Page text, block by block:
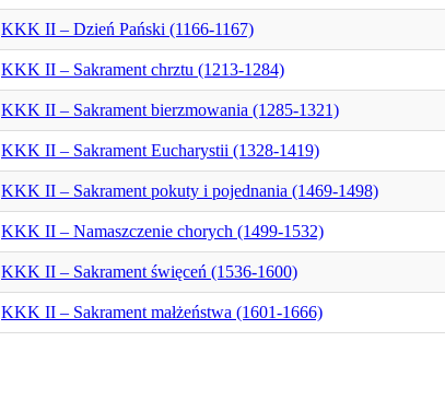
KKK II – Dzień Pański (1166-1167)
KKK II – Sakrament chrztu (1213-1284)
KKK II – Sakrament bierzmowania (1285-1321)
KKK II – Sakrament Eucharystii (1328-1419)
KKK II – Sakrament pokuty i pojednania (1469-1498)
KKK II – Namaszczenie chorych (1499-1532)
KKK II – Sakrament święceń (1536-1600)
KKK II – Sakrament małżeństwa (1601-1666)